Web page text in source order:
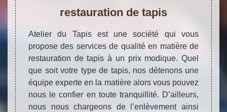
restauration de tapis
Atelier du Tapis est une société qui vous
propose des services de qualité en matière de
restauration de tapis à un prix modique. Quel
que soit votre type de tapis, nos détenons une
équipe experte en la matière alors vous pouvez
nous le confier en toute tranquillité. D’ailleurs,
nous nous chargeons de l’enlèvement ainsi